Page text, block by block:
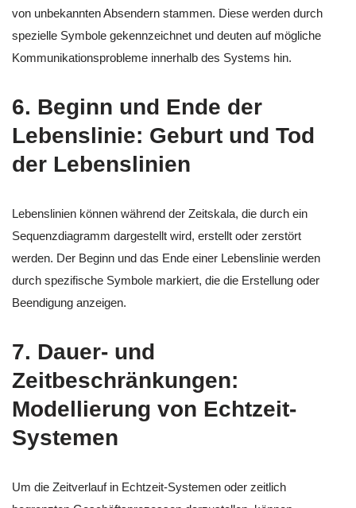
von unbekannten Absendern stammen. Diese werden durch
spezielle Symbole gekennzeichnet und deuten auf mögliche
Kommunikationsprobleme innerhalb des Systems hin.
6. Beginn und Ende der
Lebenslinie: Geburt und Tod
der Lebenslinien
Lebenslinien können während der Zeitskala, die durch ein
Sequenzdiagramm dargestellt wird, erstellt oder zerstört
werden. Der Beginn und das Ende einer Lebenslinie werden
durch spezifische Symbole markiert, die die Erstellung oder
Beendigung anzeigen.
7. Dauer- und
Zeitbeschränkungen:
Modellierung von Echtzeit-
Systemen
Um die Zeitverlauf in Echtzeit-Systemen oder zeitlich